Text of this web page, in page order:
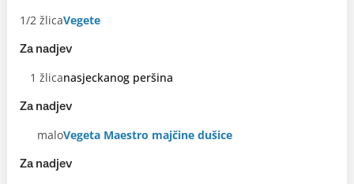
1/2 žlicaVegete
Za nadjev
1 žlicanasjeckanog peršina
Za nadjev
maloVegeta Maestro majčine dušice
Za nadjev